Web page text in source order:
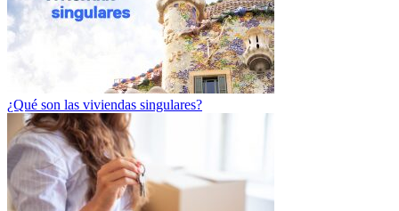
¿Qué son las viviendas singulares?